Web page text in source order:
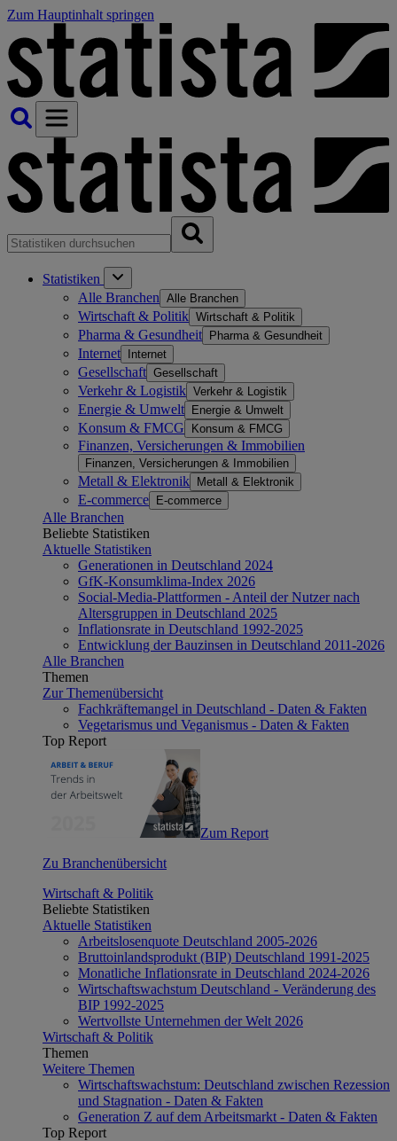
Zum Hauptinhalt springen
Statistiken
Alle Branchen Alle Branchen
Wirtschaft & Politik Wirtschaft & Politik
Pharma & Gesundheit Pharma & Gesundheit
Internet Internet
Gesellschaft Gesellschaft
Verkehr & Logistik Verkehr & Logistik
Energie & Umwelt Energie & Umwelt
Konsum & FMCG Konsum & FMCG
Finanzen, Versicherungen & Immobilien
Finanzen, Versicherungen & Immobilien
Metall & Elektronik Metall & Elektronik
E-commerce E-commerce
Alle Branchen
Beliebte Statistiken
Aktuelle Statistiken
Generationen in Deutschland 2024
GfK-Konsumklima-Index 2026
Social-Media-Plattformen - Anteil der Nutzer nach
Altersgruppen in Deutschland 2025
Inflationsrate in Deutschland 1992-2025
Entwicklung der Bauzinsen in Deutschland 2011-2026
Alle Branchen
Themen
Zur Themenübersicht
Fachkräftemangel in Deutschland - Daten & Fakten
Vegetarismus und Veganismus - Daten & Fakten
Top Report
Zum Report
Zu Branchenübersicht
Wirtschaft & Politik
Beliebte Statistiken
Aktuelle Statistiken
Arbeitslosenquote Deutschland 2005-2026
Bruttoinlandsprodukt (BIP) Deutschland 1991-2025
Monatliche Inflationsrate in Deutschland 2024-2026
Wirtschaftswachstum Deutschland - Veränderung des
BIP 1992-2025
Wertvollste Unternehmen der Welt 2026
Wirtschaft & Politik
Themen
Weitere Themen
Wirtschaftswachstum: Deutschland zwischen Rezession
und Stagnation - Daten & Fakten
Generation Z auf dem Arbeitsmarkt - Daten & Fakten
Top Report